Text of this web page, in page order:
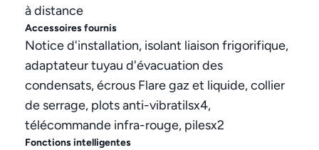
à distance
Accessoires fournis
Notice d'installation, isolant liaison frigorifique,
adaptateur tuyau d'évacuation des
condensats, écrous Flare gaz et liquide, collier
de serrage, plots anti-vibratilsx4,
télécommande infra-rouge, pilesx2
Fonctions intelligentes